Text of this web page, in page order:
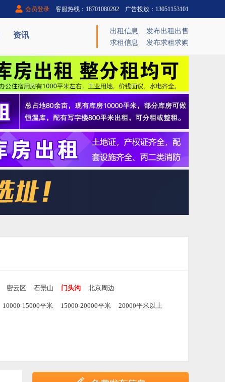
会员登录 客服热线：18701080292 广告投放：13051153101
资讯 出租信息
发布出租出售
求租信息
发布求租求购
密云区 石景山 门头沟 北京周边
10000-15000平米 15000-20000平米 20000平米以上